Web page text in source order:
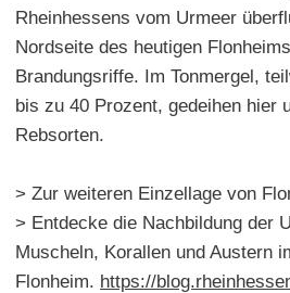
Rheinhessens vom Urmeer
Nordseite des heutigen
Brandungsriffe. Im Tonmergel,
bis zu 40 Prozent, gedeihen hier
Rebsorten.
> Zur weiteren Einzellage von
> Entdecke die Nachbildung der
Muscheln, Korallen und Austern
Flonheim. https://